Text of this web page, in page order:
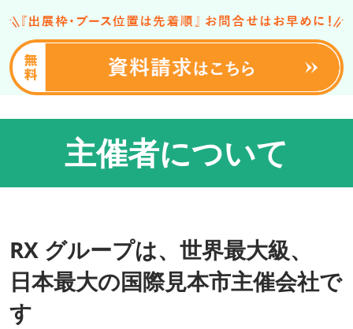
主催者について
RX グループは、世界最大級、
日本最大の国際見本市主催会社で
す